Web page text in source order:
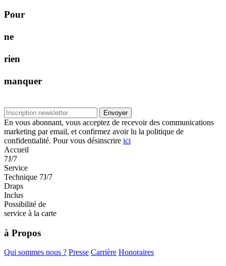
Pour
ne
rien
manquer
Envoyer
En vous abonnant, vous acceptez de recevoir des communications
marketing par email, et confirmez avoir lu la politique de
confidentialité. Pour vous désinscrire ici
Accueil
7J/7
Service
Technique 7J/7
Draps
Inclus
Possibilité de
service à la carte
à Propos
Qui sommes nous ? Presse Carrière Honoraires